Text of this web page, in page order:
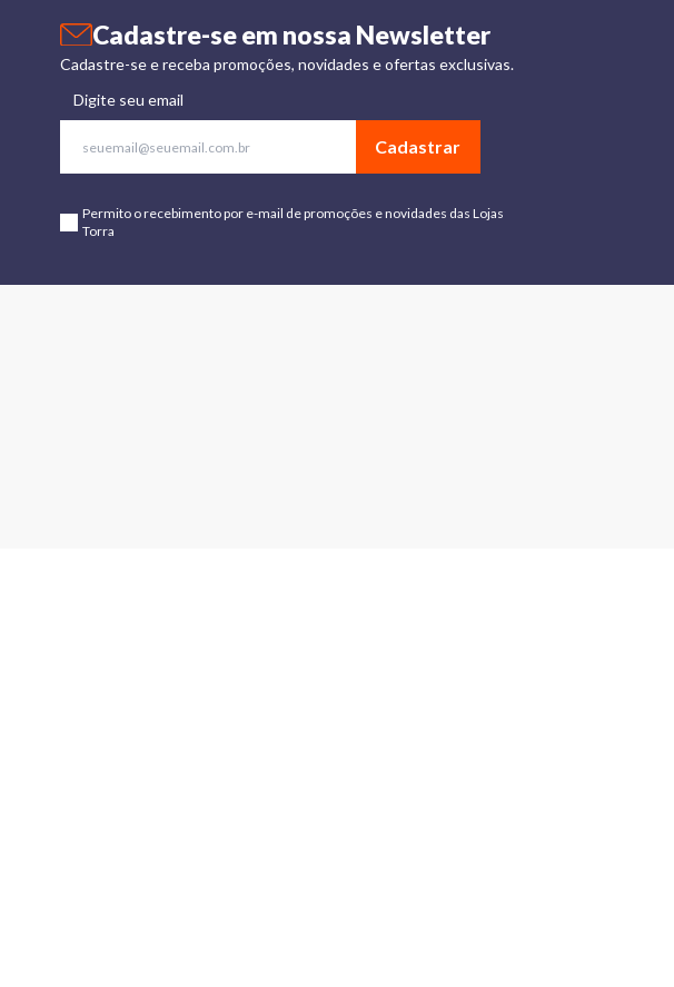
Cadastre-se em nossa Newsletter
Cadastre-se e receba promoções, novidades e ofertas exclusivas.
Digite seu email
Cadastrar
Permito o recebimento por e-mail de promoções e novidades das Lojas
Torra